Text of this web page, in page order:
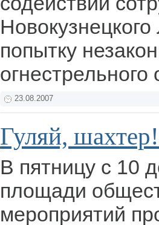
попытку
23.08.2007
Гуляй, шахтер!
В пятницу с 10
площади
мероприятий